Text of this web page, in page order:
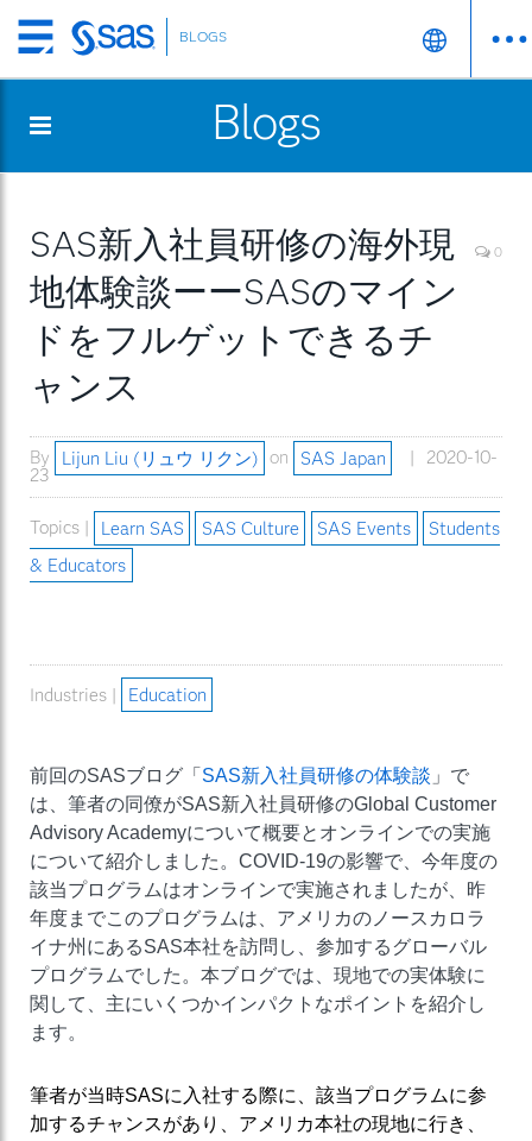
Skip
to
content
BLOGS
Blogs
SAS新入社員研修の海外現
地体験談ーーSASのマイン
ドをフルゲットできるチ
ャンス
0
By Lijun Liu (リュウ リクン) on SAS Japan
2020-10-
23
Topics | Learn SAS SAS Culture SAS Events
Students
& Educators
Industries | Education
前回のSASブログ「 SAS新入社員研修の体験談 」で
は、筆者の同僚がSAS新入社員研修のGlobal Customer
Advisory Academyについて概要とオンラインでの実施
について紹介しました。COVID-19の影響で、今年度の
該当プログラムはオンラインで実施されましたが、昨
年度までこのプログラムは、アメリカのノースカロラ
イナ州にあるSAS本社を訪問し、参加するグローバル
プログラムでした。本ブログでは、現地での実体験に
関して、主にいくつかインパクトなポイントを紹介し
ます。
筆者が当時SASに入社する際に、該当プログラムに参
加するチャンスがあり、アメリカ本社の現地に行き、